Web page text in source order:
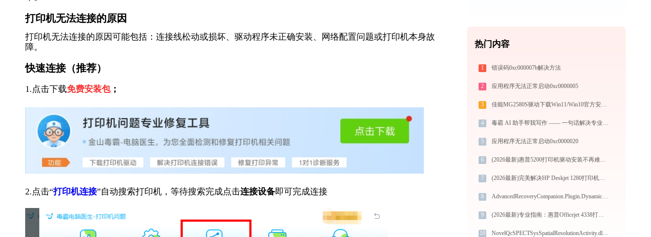
打印机无法连接的原因
打印机无法连接的原因可能包括：连接线松动或损坏、驱动程序未正确安装、网络配置问题或打印机本身故
障。
快速连接（推荐）
1.点击下载免费安装包；
2.点击“打印机连接”自动搜索打印机，等待搜索完成点击连接设备即可完成连接
热门内容
1 错误码0xc000007b解决方法
2 应用程序无法正常启动0xc0000005
3 佳能MG2580S驱动下载Win11/Win10官方安装图文教程
4 毒霸 AI 助手帮我写作 —— 一句话解决专业调研报告
5 应用程序无法正常启动0xc0000020
6 (2026最新)惠普5200打印机驱动安装不再难，跟着这些步骤一学就会
7 (2026最新)完美解决HP Deskjet 1280打印机驱动安装困扰，全面下载安装教程
8 AdvancedRecoveryCompanion.Plugin.DynamicDevices.dll下载
9 (2026最新)专业指南：惠普Officejet 4338打印机驱动的下载与安装步骤详解
10 NovelQcSPECTSysSpatialResolutionActivity.dll下载